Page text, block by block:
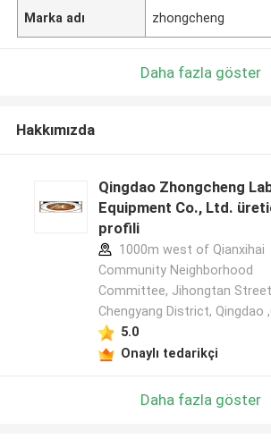
Marka adı zhongcheng
Daha fazla göster
Hakkımızda
Qingdao Zhongcheng
Equipment Co., Ltd.
profili
1000m west of Qianxihai
Community Neighborhood
Committee, Jihongtan
Chengyang District, Qingdao
5.0
Onaylı tedarikçi
Daha fazla göster